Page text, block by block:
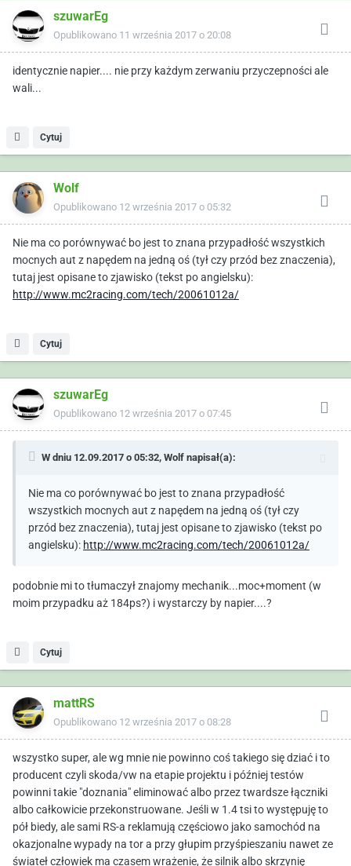
szuwarEg
Opublikowano 11 września 2017 o 20:08
identycznie napier.... nie przy każdym zerwaniu przyczepności ale
wali...
Cytuj
Wolf
Opublikowano 12 września 2017 o 05:32
Nie ma co porównywać bo jest to znana przypadłość wszystkich
mocnych aut z napędem na jedną oś (tył czy przód bez znaczenia),
tutaj jest opisane to zjawisko (tekst po angielsku):
http://www.mc2racing.com/tech/20061012a/
Cytuj
szuwarEg
Opublikowano 12 września 2017 o 07:45
W dniu 12.09.2017 o 05:32, Wolf napisał(a):
Nie ma co porównywać bo jest to znana przypadłość
wszystkich mocnych aut z napędem na jedną oś (tył czy
przód bez znaczenia), tutaj jest opisane to zjawisko (tekst po
angielsku): http://www.mc2racing.com/tech/20061012a/
podobnie mi to tłumaczył znajomy mechanik...moc+moment (w
moim przypadku aż 184ps?) i wystarczy by napier....?
Cytuj
mattRS
Opublikowano 12 września 2017 o 08:28
wszystko super, ale wg mnie nie powinno coś takiego się dziać i to
producent czyli skoda/vw na etapie projektu i później testów
powinni takie "doznania" eliminować albo przez twardsze łączniki
albo całkowicie przekonstruowane. Jeśli w 1.4 tsi to występuję to
pół biedy, ale sami RS-a reklamują częściowo jako samochód na
okazjonalne wypady na tor a przy głupim przyśpieszaniu nawet ze
świateł człowiek ma czasem wrażenie, że silnik albo skrzynię